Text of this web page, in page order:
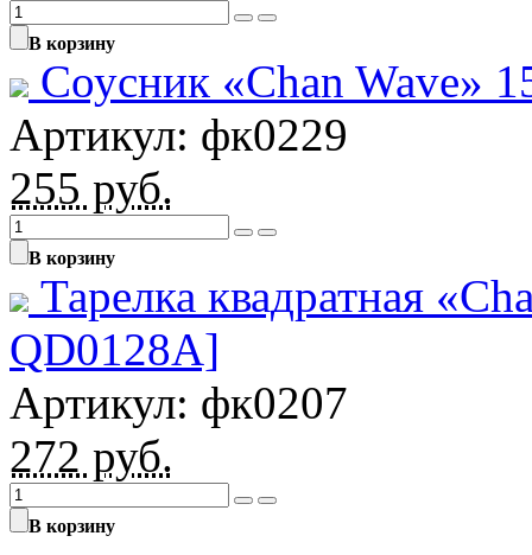
В корзину
Соусник «Chan Wave»
Артикул: фк0229
255 руб.
В корзину
Тарелка квадратная
QD0128A]
Артикул: фк0207
272 руб.
В корзину